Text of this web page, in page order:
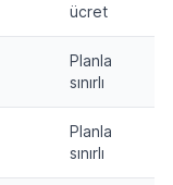
ücret
Planla
sınırlı
Planla
sınırlı